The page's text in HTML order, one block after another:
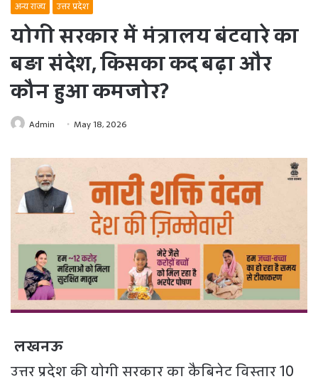
अन्य राज्य उत्तर प्रदेश
योगी सरकार में मंत्रालय बंटवारे का
बड़ा संदेश, किसका कद बढ़ा और
कौन हुआ कमजोर?
Admin May 18, 2026
लखनऊ
उत्तर प्रदेश की योगी सरकार का कैबिनेट विस्तार 10